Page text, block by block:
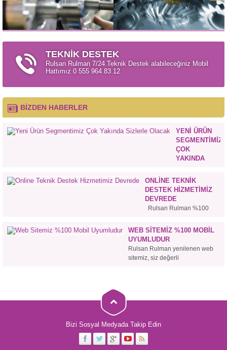
TEKNİK DESTEK
Rulsan Rulman 7/24 Teknik Destek alabileceğiniz Mobil
Hattımız 0 555 964 83 12
BİZDEN HABERLER
YENI ÜRÜN
SEGMENTIMIZ
ÇOK
YAKINDA
OLACAK
ONLINE TEKNIK
DESTEK HIZMETIMIZ
DEVREDE
Rulsan Rulman %100
hareketle en iyi hizmeti
vermeye devam ediyor.
Tamamen yenilenen web
sitemiz üzerinden yada
Mobil olarak
Teknik imkanlarımızdan
Uzmanlarımızdan destek
almak için Online olarak
sorularınıza cevap
WEB SITEMIZ %100 MOBIL
UYUMLUDUR
Rulsan Rulman yenilenen web
sitemiz, siz değerli
Bizi Sosyal Medyada Takip Edin